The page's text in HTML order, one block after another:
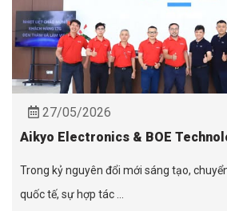
27/05/2026
Aikyo Electronics & BOE
Trong kỷ nguyên đổi mới sáng tạo,
quốc tế, sự hợp tác ...